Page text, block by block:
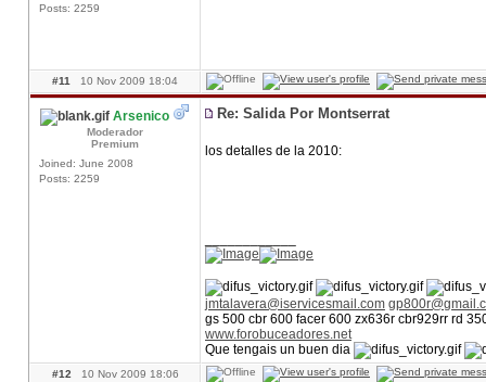
Posts: 2259
#11 10 Nov 2009 18:04
Arsenico
Moderador
Premium
Joined: June 2008
Posts: 2259
Re: Salida Por Montserrat
los detalles de la 2010:
jmtalavera@iservicesmail.com
gs 500 cbr 600 facer 600 zx636r cbr929rr rd
www.forobuceadores.net
Que tengais un buen dia
#12 10 Nov 2009 18:06